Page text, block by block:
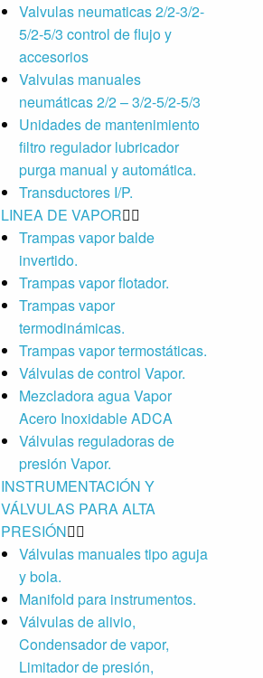
Valvulas neumaticas 2/2-3/2-
5/2-5/3 control de flujo y
accesorios
Valvulas manuales
neumáticas 2/2 – 3/2-5/2-5/3
Unidades de mantenimiento
filtro regulador lubricador
purga manual y automática.
Transductores I/P.
LINEA DE VAPOR
Trampas vapor balde
invertido.
Trampas vapor flotador.
Trampas vapor
termodinámicas.
Trampas vapor termostáticas.
Válvulas de control Vapor.
Mezcladora agua Vapor
Acero Inoxidable ADCA
Válvulas reguladoras de
presión Vapor.
INSTRUMENTACIÓN Y
VÁLVULAS PARA ALTA
PRESIÓN
Válvulas manuales tipo aguja
y bola.
Manifold para instrumentos.
Válvulas de alivio,
Condensador de vapor,
Limitador de presión,